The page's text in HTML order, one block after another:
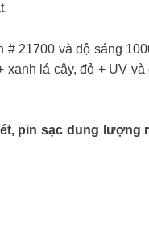
# 21700 và độ sáng
lá cây, đỏ + UV và
pin sạc dung lượng